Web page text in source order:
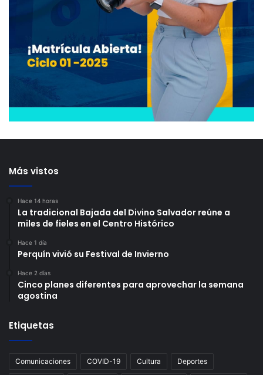
Más vistos
Hace 14 horas
La tradicional Bajada del Divino Salvador reúne a
miles de fieles en el Centro Histórico
Hace 1 día
Perquín vivió su Festival de Invierno
Hace 2 días
Cinco planes diferentes para aprovechar la semana
agostina
Etiquetas
Comunicaciones COVID-19 Cultura Deportes